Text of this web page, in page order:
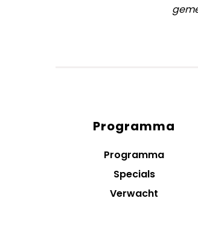
DienstenProgramma
Programma
Specials
Verwacht